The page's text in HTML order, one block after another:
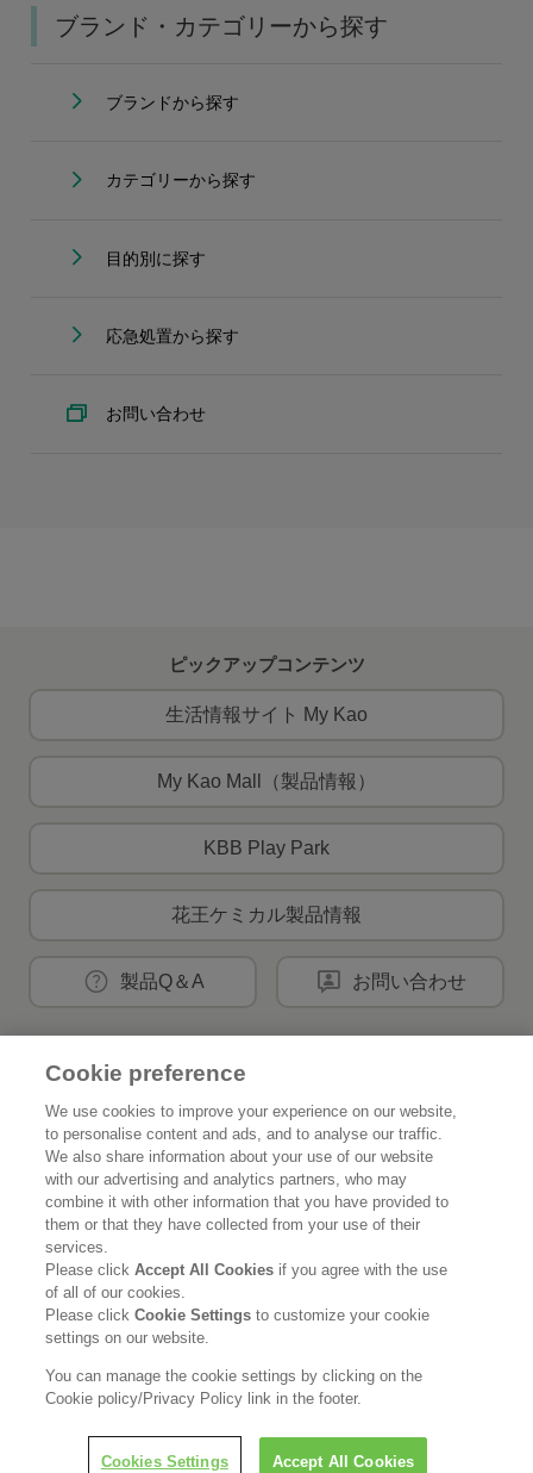
ブランド・カテゴリーから探す
ブランドから探す
カテゴリーから探す
目的別に探す
応急処置から探す
お問い合わせ
ピックアップコンテンツ
生活情報サイト My Kao
My Kao Mall（製品情報）
KBB Play Park
花王ケミカル製品情報
製品Q＆A お問い合わせ
花王公式SNSアカウント
Home 花王について
サステナビリティ イノベーション
ブランド 投資家情報
ニュースルーム 採用情報
Cookie preference
We use cookies to improve your experience on our website,
to personalise content and ads, and to analyse our traffic.
We also share information about your use of our website
with our advertising and analytics partners, who may
combine it with other information that you have provided to
them or that they have collected from your use of their
services.
Please clickAccept All Cookies if you agree with the use
of all of our cookies.
Please clickCookie Settingsto customize your cookie
settings on our website.
You can manage the cookie settings by clicking on the
Cookie policy/Privacy Policy link in the footer.
Cookies Settings Accept All Cookies